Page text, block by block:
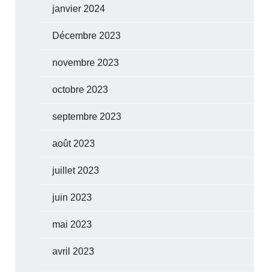
janvier 2024
Décembre 2023
novembre 2023
octobre 2023
septembre 2023
août 2023
juillet 2023
juin 2023
mai 2023
avril 2023